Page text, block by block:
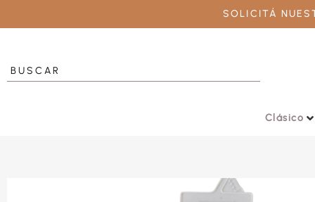
SOLICITÁ
Clásico